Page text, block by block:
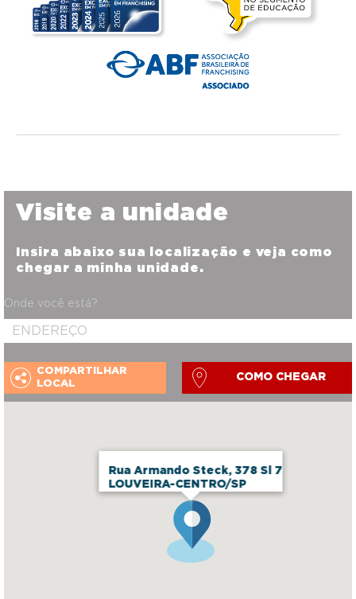
Rua Armando Steck, 378 Sl 7
LOUVEIRA-CENTRO/SP
Visite a unidade
Insira abaixo sua localização e veja como
chegar a minha unidade.
Onde você está?
COMPARTILHAR
LOCAL
COMO CHEGAR